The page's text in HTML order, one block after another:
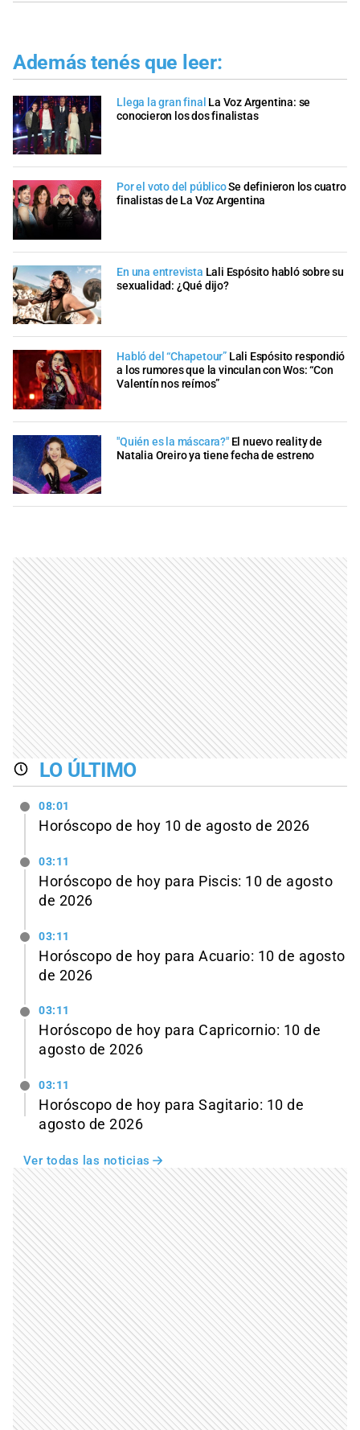
Además tenés que leer:
Llega la gran final La Voz Argentina: se
conocieron los dos finalistas
Por el voto del públicoSe definieron los cuatro
finalistas de La Voz Argentina
En una entrevista Lali Espósito habló sobre su
sexualidad: ¿Qué dijo?
Habló del “Chapetour” Lali Espósito respondió
a los rumores que la vinculan con Wos: “Con
Valentín nos reímos”
"Quién es la máscara?" El nuevo reality de
Natalia Oreiro ya tiene fecha de estreno
LO ÚLTIMO
08:01
Horóscopo de hoy 10 de agosto de 2026
03:11
Horóscopo de hoy para Piscis: 10 de agosto
de 2026
03:11
Horóscopo de hoy para Acuario: 10 de agosto
de 2026
03:11
Horóscopo de hoy para Capricornio: 10 de
agosto de 2026
03:11
Horóscopo de hoy para Sagitario: 10 de
agosto de 2026
Ver todas las noticias